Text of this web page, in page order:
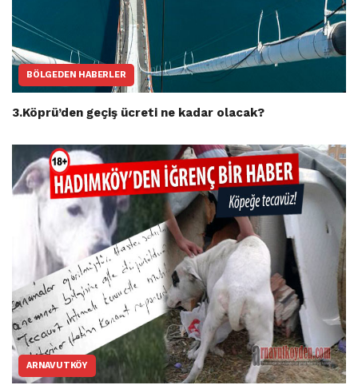
BÖLGEDEN HABERLER
3.Köprü’den geçiş ücreti ne kadar olacak?
ARNAVUTKÖY